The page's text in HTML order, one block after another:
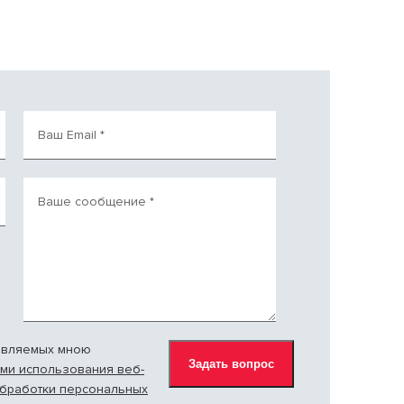
Ваш Email *
Ваше сообщение *
мною
использования веб-
персональных